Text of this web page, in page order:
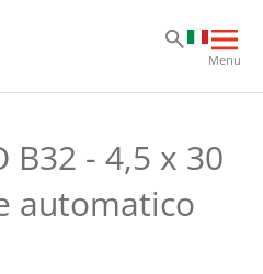
Apri
la
Menu
B32 - 4,5 x 30
automatico